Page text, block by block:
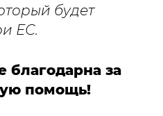
будет
ЕС.
благодарна за
помощь!